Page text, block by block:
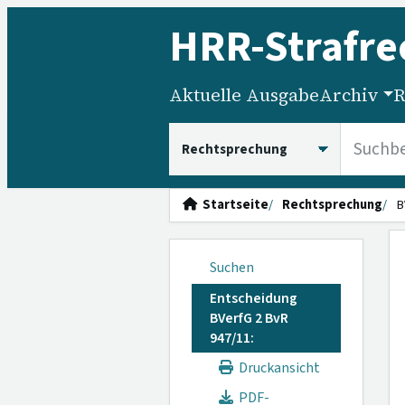
HRR-
Aktuelle AusgabeArchiv
Startseite Rechtsprechung
Suchen
Entscheidung
BVerfG 2 BvR
947/11:
Druckansicht
PDF-